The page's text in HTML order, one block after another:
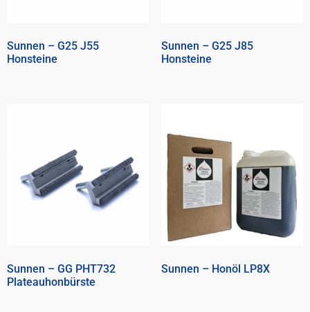
Sunnen – G25 J55
Honsteine
Sunnen – G25 J85
Honsteine
Sunnen – GG PHT732
Plateauhonbürste
Sunnen – Honöl LP8X